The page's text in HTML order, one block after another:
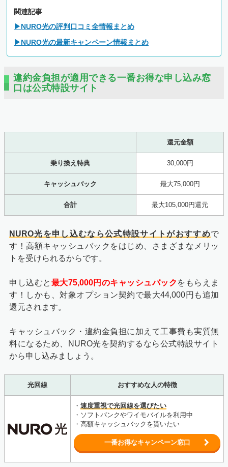
関連記事
▶NURO光の評判口コミ全情報まとめ
▶NURO光の最新キャンペーン情報まとめ
違約金負担が適用できる一番お得な申し込み窓
口は公式特設サイト
還元金額
乗り換え特典 30,000円
キャッシュバック 最大75,000円
合計 最大105,000円還元
NURO光を申し込むなら公式特設サイトがおすすめで
す！ 高額キャッシュバックをはじめ、さまざまなメリッ
トを受けられるからです。
申し込むと 最大75,000円のキャッシュバック をもらえま
す！しかも、対象オプション契約で最大44,000円も追加
還元されます。
キャッシュバック・違約金負担に加えて工事費も実質無
料になるため、NURO光を契約するなら公式特設サイト
から申し込みましょう。
光回線 おすすめな人の特徴
・ 速度重視で光回線を選びたい
・ソフトバンクやワイモバイルを利用中
・高額キャッシュバックを貰いたい
一番お得なキャンペーン窓口